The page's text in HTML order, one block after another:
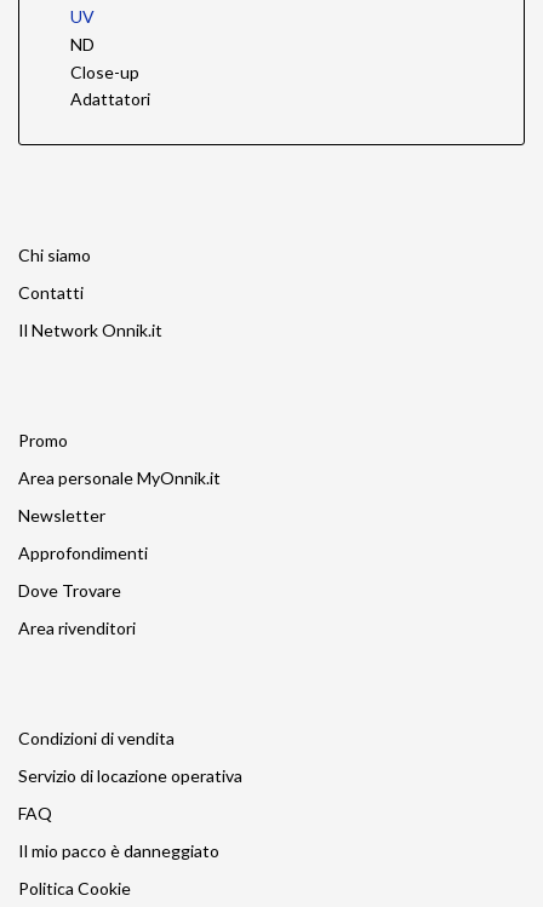
UV
ND
Close-up
Adattatori
Chi siamo
Contatti
Il Network Onnik.it
Promo
Area personale MyOnnik.it
Newsletter
Approfondimenti
Dove Trovare
Area rivenditori
Condizioni di vendita
Servizio di locazione operativa
FAQ
Il mio pacco è danneggiato
Politica Cookie